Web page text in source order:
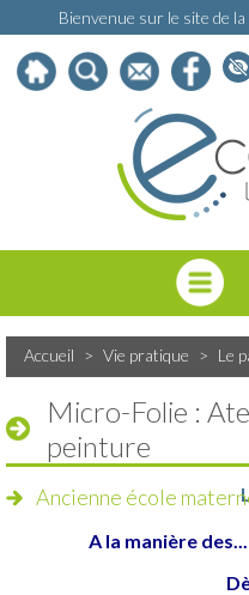
Bienvenue sur le site de
Accueil > Vie pratique > Le
Micro-Folie :
peinture
Ancienne école
A la manière